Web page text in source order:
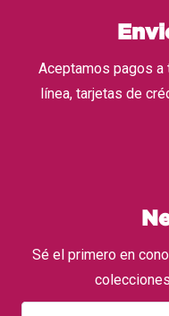
Aceptamos pagos
línea, tarjetas de
Sé el primero en